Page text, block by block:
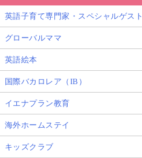
英語子育て専門家・スペシャルゲスト
グローバルママ
英語絵本
国際バカロレア（IB）
イエナプラン教育
海外ホームステイ
キッズクラブ